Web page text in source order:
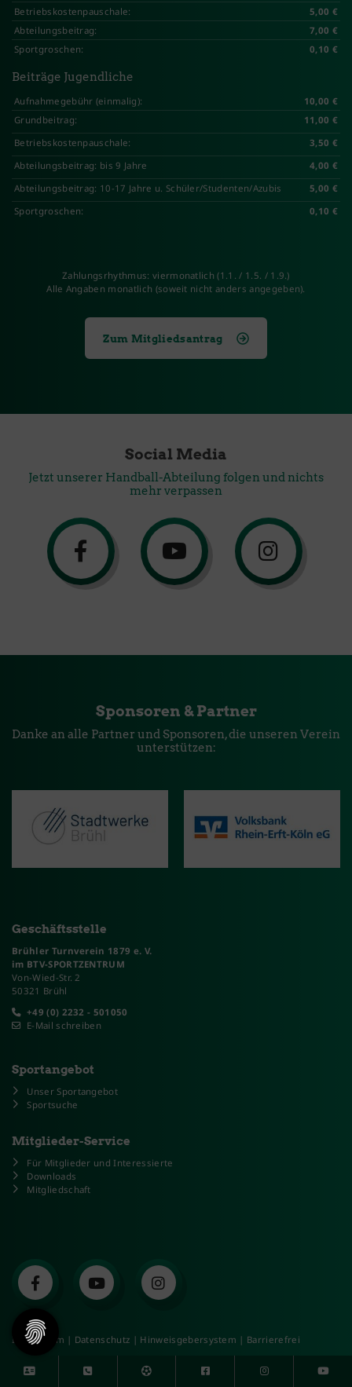
Betriebskostenpauschale:
5,00 €
Abteilungsbeitrag:
7,00 €
Sportgroschen:
0,10 €
Beiträge Jugendliche
Aufnahmegebühr (einmalig):
10,00 €
Grundbeitrag:
11,00 €
Betriebskostenpauschale:
3,50 €
Abteilungsbeitrag: bis 9 Jahre
4,00 €
Abteilungsbeitrag: 10-17 Jahre u. Schüler/Studenten/Azubis
5,00 €
Sportgroschen:
0,10 €
Zahlungsrhythmus: viermonatlich (1.1. / 1.5. / 1.9.)
Alle Angaben monatlich (soweit nicht anders angegeben).
Zum Mitgliedsantrag
Social Media
Jetzt unserer Handball-Abteilung folgen und nichts
mehr verpassen
Sponsoren & Partner
Danke an alle Partner und Sponsoren, die unseren Verein
unterstützen:
Geschäftsstelle
Brühler Turnverein 1879 e. V.
im BTV-SPORTZENTRUM
Von-Wied-Str. 2
50321 Brühl
+49 (0) 2232 - 501050
E-Mail schreiben
Sportangebot
Unser Sportangebot
Sportsuche
Mitglieder-Service
Für Mitglieder und Interessierte
Downloads
Mitgliedschaft
Impressum | Datenschutz | Hinweisgebersystem | Barrierefrei